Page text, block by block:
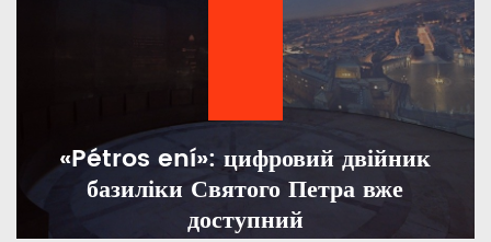
«Pétros ení»: цифровий двійник
базиліки Святого Петра вже
доступний